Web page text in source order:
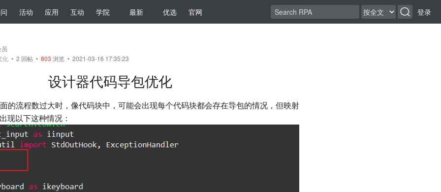
活动 应用 互动 学院 最新 优选 官网 登录
化 • 2 回帖 • 803 浏览 • 2021-03-16 17:35:23
设计器代码导包优化
的流程数过大时，像代码块中，可能会出现每个代码块都会存在导包的情况，但映射
现以下这种情况：